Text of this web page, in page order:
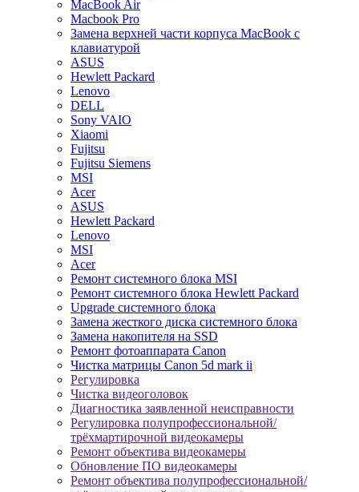
MacBook Air
Macbook Pro
Замена верхней части корпуса MacBook с
клавиатурой
ASUS
Hewlett Packard
Lenovo
DELL
Sony VAIO
Xiaomi
Fujitsu
Fujitsu Siemens
MSI
Acer
ASUS
Hewlett Packard
Lenovo
MSI
Acer
Ремонт системного блока MSI
Ремонт системного блока Hewlett Packard
Upgrade системного блока
Замена жесткого диска системного блока
Замена накопителя на SSD
Ремонт фотоаппарата Canon
Чистка матрицы Canon 5d mark ii
Регулировка
Чистка видеоголовок
Диагностика заявленной неисправности
Регулировка полупрофессиональной/
трёхмартирочной видеокамеры
Ремонт объектива видеокамеры
Обновление ПО видеокамеры
Ремонт объектива полупрофессиональной/